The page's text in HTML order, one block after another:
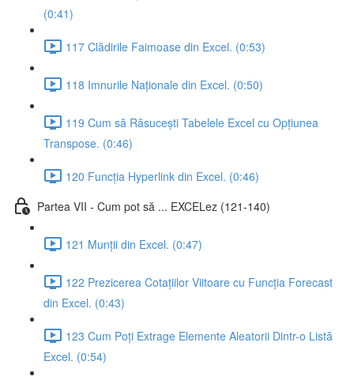
(0:41)
117 Clădirile Faimoase din Excel. (0:53)
118 Imnurile Naționale din Excel. (0:50)
119 Cum să Răsucești Tabelele Excel cu Opțiunea
Transpose. (0:46)
120 Funcția Hyperlink din Excel. (0:46)
Partea VII - Cum pot să ... EXCELez (121-140)
121 Munții din Excel. (0:47)
122 Prezicerea Cotațiilor Viitoare cu Funcția Forecast
din Excel. (0:43)
123 Cum Poți Extrage Elemente Aleatorii Dintr-o Listă
Excel. (0:54)